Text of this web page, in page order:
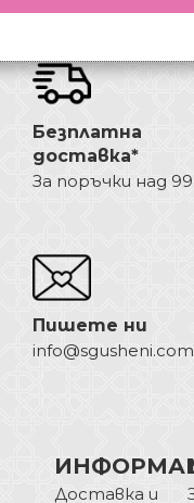
Безплатна
доставка*
За поръчки над
Пишете ни
info@sgusheni.com
Доставка и